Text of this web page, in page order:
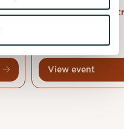
Montréal,
View event